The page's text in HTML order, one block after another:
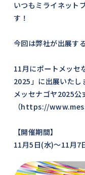
いつもミライネット
す！
今回は弊社が出展す
11月にポートメッセ
2025」に出展いたし
メッセナゴヤ2025公
（https://
【開催期間】
11月5日(水)～11月